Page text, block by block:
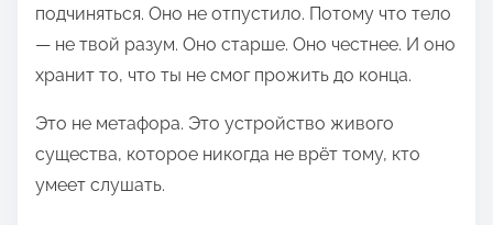
а
п
и
ь
ю
в
подчиняться. Оно не отпустило. Потому что тело
— не твой разум. Оно старше. Оно честнее. И оно
хранит то, что ты не смог прожить до конца.
Это не метафора. Это устройство живого
существа, которое никогда не врёт тому, кто
умеет слушать.